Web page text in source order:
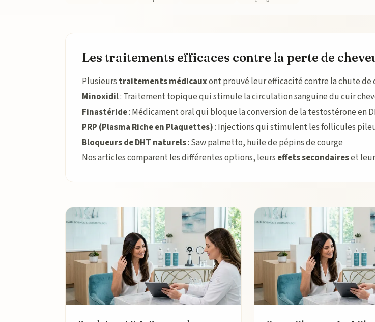
Les traitements efficaces contre la perte de
Plusieurs traitements médicauxont prouvé leur efficacité contre la chute de
Minoxidil: Traitement topique qui stimule la circulation sanguine du cuir
Finastéride: Médicament oral qui bloque la conversion de la testostérone en
PRP (Plasma Riche en Plaquettes): Injections qui stimulent les follicules
Bloqueurs de DHT naturels: Saw palmetto, huile de pépins de courge
Nos articles comparent les différentes options, leurs effets secondaireset